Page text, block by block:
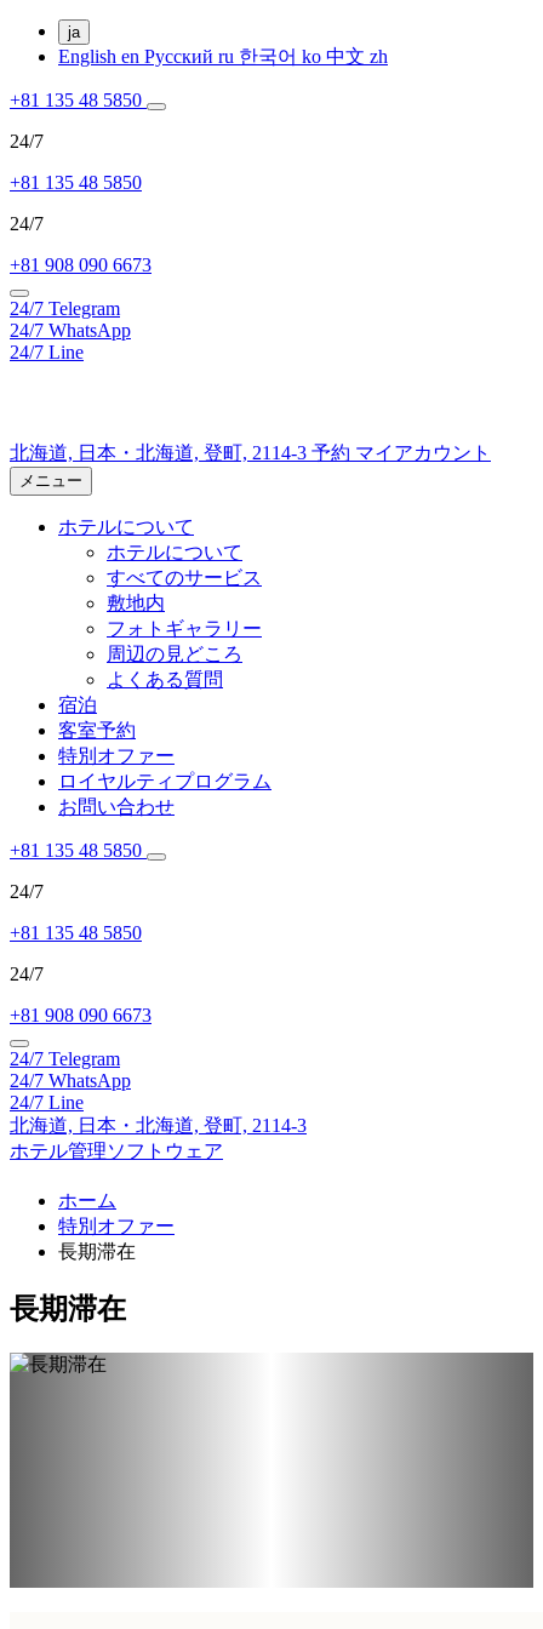
ja
English en Русский ru 한국어 ko 中文 zh
+81 135 48 5850
24/7
+81 135 48 5850
24/7
+81 908 090 6673
24/7 Telegram
24/7 WhatsApp
24/7 Line
北海道, 日本・北海道, 登町, 2114-3 予約 マイアカウント
メニュー
ホテルについて
ホテルについて
すべてのサービス
敷地内
フォトギャラリー
周辺の見どころ
よくある質問
宿泊
客室予約
特別オファー
ロイヤルティプログラム
お問い合わせ
+81 135 48 5850
24/7
+81 135 48 5850
24/7
+81 908 090 6673
24/7 Telegram
24/7 WhatsApp
24/7 Line
北海道, 日本・北海道, 登町, 2114-3
ホテル管理ソフトウェア
ホーム
特別オファー
長期滞在
長期滞在